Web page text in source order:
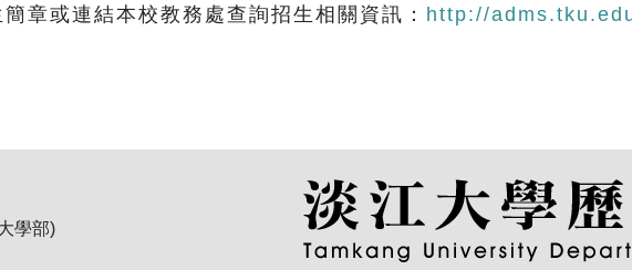
章或連結本校教務處查詢招生相關資訊： http://
學部)